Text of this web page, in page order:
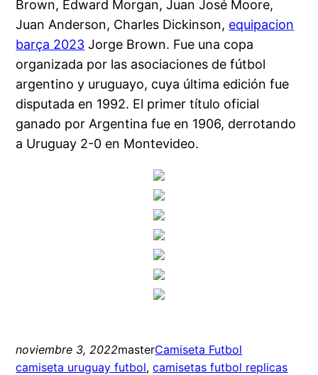
Brown, Edward Morgan, Juan José Moore,
Juan Anderson, Charles Dickinson, equipacion
barça 2023 Jorge Brown. Fue una copa
organizada por las asociaciones de fútbol
argentino y uruguayo, cuya última edición fue
disputada en 1992. El primer título oficial
ganado por Argentina fue en 1906, derrotando
a Uruguay 2-0 en Montevideo.
noviembre 3, 2022masterCamiseta Futbol
camiseta uruguay futbol, camisetas futbol replicas